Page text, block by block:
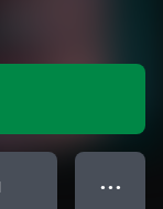
● ● ●